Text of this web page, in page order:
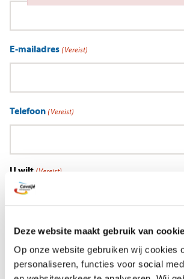
Deze website maakt gebruik van
Op onze website gebruiken wij cookies
personaliseren, functies voor social
E-mailadres (Vereist)
Telefoon (Vereist)
U wilt (Vereist)
Kennismaken *
* Al kind(eren) op school? Dan is een
rondleiding niet nodig. Vraag naar het
directie
Failed to initialize plugin: wplink